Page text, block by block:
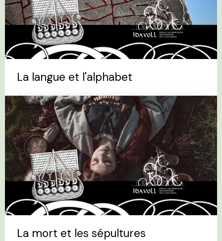
La langue et l'alphabet
La mort et les sépultures